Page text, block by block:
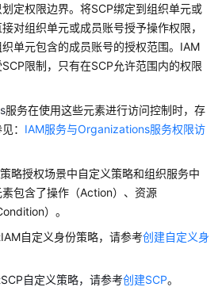
定权限边界。将SCP绑定到组织单元或
对组织单元或成员账号授予操作权限，
单元包含的成员账号的授权范围。IAM
限制，只有在SCP允许范围内的权限
服务在使用这些元素进行访问控制时，存
： IAM服务与Organizations服务权限访
略授权场景中自定义策略和组织服务中
包含了操作（Action）、资源
）。
自定义身份策略，请参考创建自定义身
SCP自定义策略，请参考创建SCP。